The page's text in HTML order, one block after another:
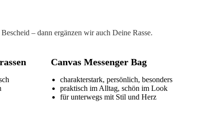
– dann ergänzen wir auch Deine Rasse.
Canvas Messenger Bag
charakterstark, persönlich, besonders
praktisch im Alltag, schön im Look
für unterwegs mit Stil und Herz